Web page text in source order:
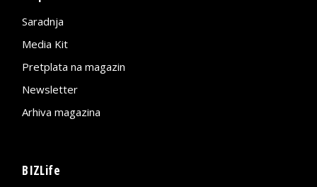
Saradnja
Media Kit
Pretplata na magazin
Newsletter
Arhiva magazina
BIZLife